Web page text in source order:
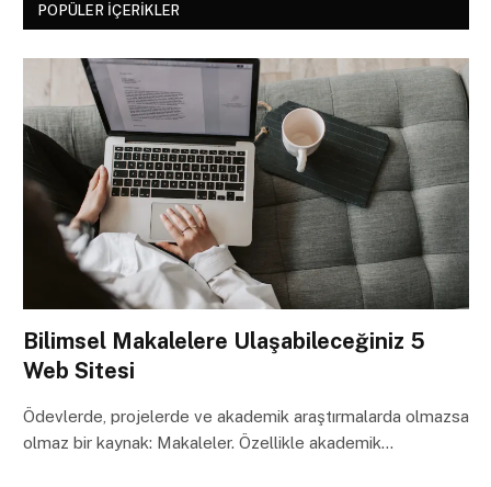
POPÜLER İÇERIKLER
Bilimsel Makalelere Ulaşabileceğiniz 5
Web Sitesi
Ödevlerde, projelerde ve akademik araştırmalarda olmazsa
olmaz bir kaynak: Makaleler. Özellikle akademik…